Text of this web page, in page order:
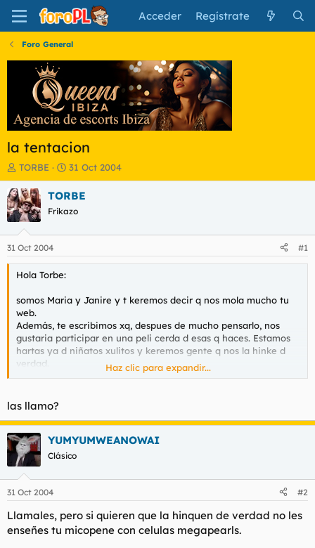
Acceder Regístrate
Foro General
la tentacion
I
n
i
c
i
a
d
o
r
d
l
t
e
m
a
TORBE
F
e
c
a
i
n
i
31 Oct 2004
TORBE
Frikazo
31 Oct 2004 #1
Hola Torbe:
somos Maria y Janire y t keremos decir q nos mola mucho tu
web.
Además, te escribimos xq, despues de mucho pensarlo, nos
gustaria participar en una peli cerda d esas q haces. Estamos
hartas ya d niñatos xulitos y keremos gente q nos la hinke d
verdad.
Llámanos (al 677******) y dinos q tenemos q hacer!!
Haz clic para expandir...
las llamo?
YUMYUMWEANOWAI
Clásico
31 Oct 2004 #2
Llamales, pero si quieren que la hinquen de verdad no les
enseñes tu micopene con celulas megapearls.